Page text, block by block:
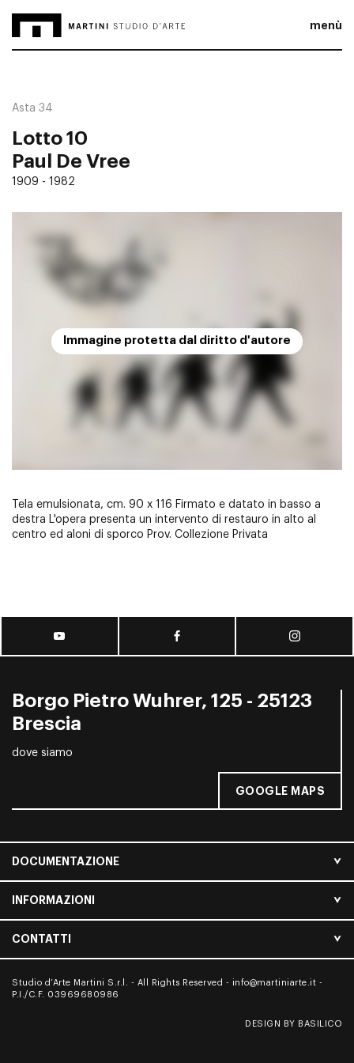
menù
Asta 34
Lotto 10
Paul De Vree
1909 - 1982
Immagine protetta dal diritto d'autore
Tela emulsionata, cm. 90 x 116 Firmato e datato in basso a
destra L'opera presenta un intervento di restauro in alto al
centro ed aloni di sporco Prov. Collezione Privata
Borgo Pietro Wuhrer, 125 - 25123
Brescia
dove siamo
GOOGLE MAPS
DOCUMENTAZIONE
INFORMAZIONI
CONTATTI
Studio d’Arte Martini S.r.l. - All Rights Reserved - info@martiniarte.it -
P.I./C.F. 03969680986
DESIGN BY BASILICO